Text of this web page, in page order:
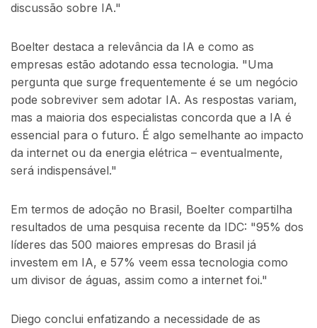
discussão sobre IA."
Boelter destaca a relevância da IA e como as
empresas estão adotando essa tecnologia. "Uma
pergunta que surge frequentemente é se um negócio
pode sobreviver sem adotar IA. As respostas variam,
mas a maioria dos especialistas concorda que a IA é
essencial para o futuro. É algo semelhante ao impacto
da internet ou da energia elétrica – eventualmente,
será indispensável."
Em termos de adoção no Brasil, Boelter compartilha
resultados de uma pesquisa recente da IDC: "95% dos
líderes das 500 maiores empresas do Brasil já
investem em IA, e 57% veem essa tecnologia como
um divisor de águas, assim como a internet foi."
Diego conclui enfatizando a necessidade de as